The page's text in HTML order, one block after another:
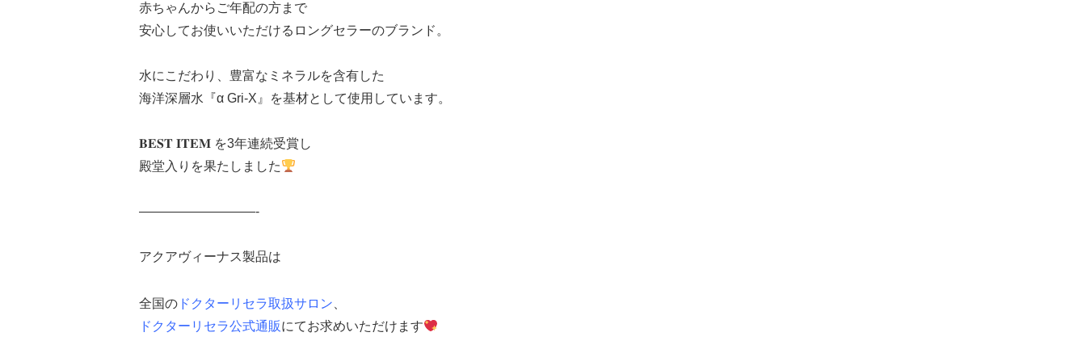
赤ちゃんからご年配の方まで
安心してお使いいただけるロングセラーのブランド。
水にこだわり、豊富なミネラルを含有した
海洋深層水『α Gri-X』を基材として使用しています。
𝐁𝐄𝐒𝐓 𝐈𝐓𝐄𝐌 を3年連続受賞し
殿堂入りを果たしました
—————————-
アクアヴィーナス製品は
全国の ドクターリセラ取扱サロン
ドクターリセラ公式通販にてお求めいただけます